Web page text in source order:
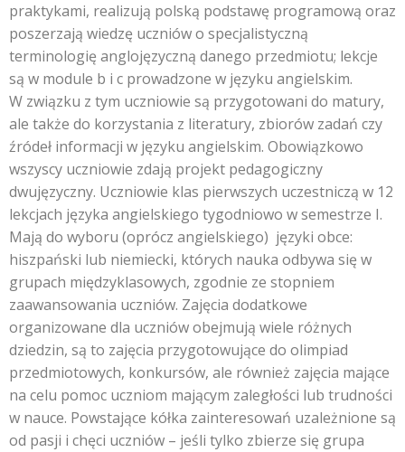
praktykami, realizują polską podstawę programową oraz
poszerzają wiedzę uczniów o specjalistyczną
terminologię anglojęzyczną danego przedmiotu; lekcje
są w module b i c prowadzone w języku angielskim.
W związku z tym uczniowie są przygotowani do matury,
ale także do korzystania z literatury, zbiorów zadań czy
źródeł informacji w języku angielskim. Obowiązkowo
wszyscy uczniowie zdają projekt pedagogiczny
dwujęzyczny. Uczniowie klas pierwszych uczestniczą w 12
lekcjach języka angielskiego tygodniowo w semestrze I.
Mają do wyboru (oprócz angielskiego) języki obce:
hiszpański lub niemiecki, których nauka odbywa się w
grupach międzyklasowych, zgodnie ze stopniem
zaawansowania uczniów. Zajęcia dodatkowe
organizowane dla uczniów obejmują wiele różnych
dziedzin, są to zajęcia przygotowujące do olimpiad
przedmiotowych, konkursów, ale również zajęcia mające
na celu pomoc uczniom mającym zaległości lub trudności
w nauce. Powstające kółka zainteresowań uzależnione są
od pasji i chęci uczniów – jeśli tylko zbierze się grupa